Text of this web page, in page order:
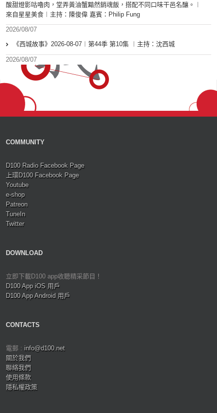
酸甜燈影咕嚕肉，堂弄黃油蟹黯然銷魂飯，搭配不同口味干邑名釀。︱
來自星星美食︱主持：陳俊偉 嘉賓：Philip Fung
2026/08/07
《西城故事》2026-08-07︱第44季 第10集 ︱主持：沈西城
2026/08/07
COMMUNITY
D100 Radio Facebook Page
上環D100 Facebook Page
Youtube
e-shop
Patreon
TuneIn
Twitter
DOWNLOAD
立即下載D100 app收聽精采節目！
D100 App iOS 用戶
D100 App Android 用戶
CONTACTS
電郵 : info@d100.net
關於我們
聯絡我們
使用條款
隱私權政策